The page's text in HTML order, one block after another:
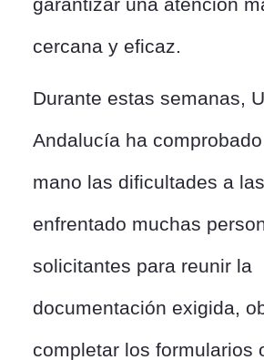
garantizar una atención
cercana y eficaz.
Durante estas semanas,
Andalucía ha
mano las dificultades a
enfrentado muchas
solicitantes para reunir la
documentación exigida,
completar los formularios